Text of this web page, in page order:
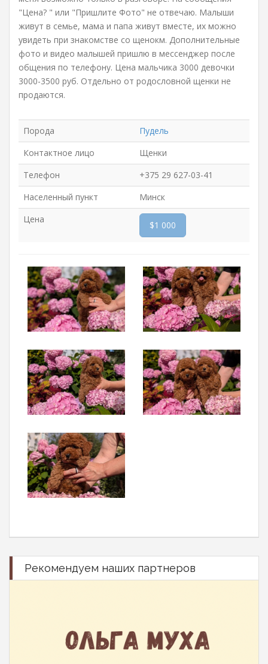
"Цена? " или "Пришлите Фото" не отвечаю. Малыши
живут в семье, мама и папа живут вместе, их можно
увидеть при знакомстве со щенокм. Дополнительные
фото и видео малышей пришлю в мессенджер после
общения по телефону. Цена мальчика 3000 девочки
3000-3500 руб. Отдельно от родословной щенки не
продаются.
Порода
Пудель
Контактное лицо
Щенки
Телефон
+375 29 627-03-41
Населенный пункт
Минск
Цена
$1 000
Рекомендуем наших партнеров